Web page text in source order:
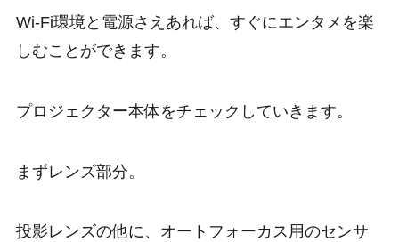
Wi-Fi環境と電源さえあれば、すぐにエンタメを楽
しむことができます。
プロジェクター本体をチェックしていきます。
まずレンズ部分。
投影レンズの他に、オートフォーカス用のセンサ